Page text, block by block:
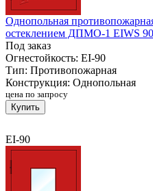
Однопольная
остеклением ДПМО-1 EIWS
Под заказ
Огнестойкость: EI-90
Тип: Противопожарная
Конструкция: Однопольная
цена по запросу
Купить
EI-90